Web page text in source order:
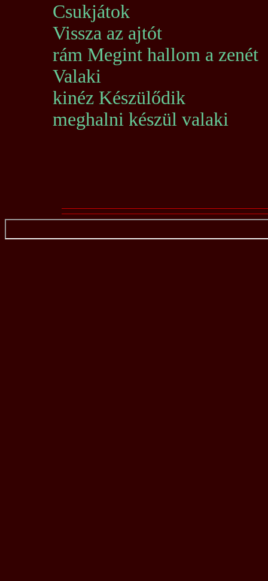
Csukjátok
Vissza az ajtót
rám Megint hallom a zenét
Valaki
kinéz Készülődik
meghalni készül valaki